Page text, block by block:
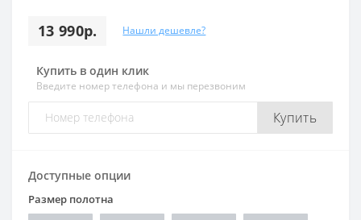
13 990р. Нашли дешевле?
Купить в один клик
Введите номер телефона и мы перезвоним
Купить
Доступные опции
Размер полотна